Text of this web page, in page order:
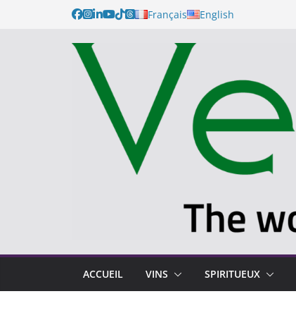
Français English
ACCUEIL VINS SPIRITUEUX